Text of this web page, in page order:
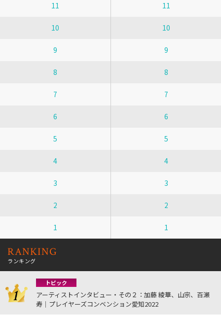
11 11
10 10
9 9
8 8
7 7
6 6
5 5
4 4
3 3
2 2
1 1
RANKING
ランキング
トピック
アーティストインタビュー・その２：加藤 綾華、山宗、百瀬
寿｜プレイヤーズコンベンション愛知2022